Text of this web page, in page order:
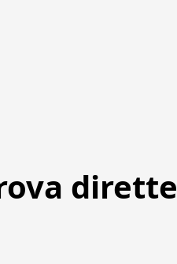
dirette